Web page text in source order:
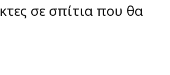
σε σπίτια που θα